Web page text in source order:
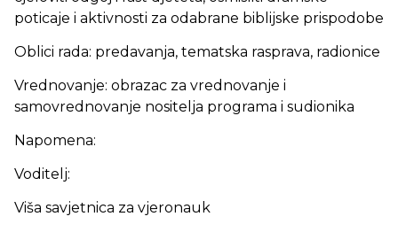
poticaje i aktivnosti za odabrane biblijske prispodobe
Oblici rada: predavanja, tematska rasprava, radionice
Vrednovanje: obrazac za vrednovanje i
samovrednovanje nositelja programa i sudionika
Napomena:
Voditelj:
Viša savjetnica za vjeronauk